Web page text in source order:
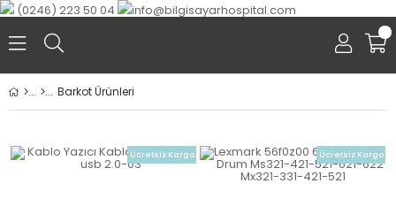
(0246) 223 50 04 info@bilgisayarhospital.com
0
Barkot Ürünleri
Ücretsiz Kargo Ücretsiz Kargo